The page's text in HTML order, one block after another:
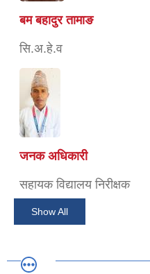
बम बहादुर तामाङ
सि.अ.हे.व
जनक अधिकारी
सहायक विद्यालय निरीक्षक
Show All